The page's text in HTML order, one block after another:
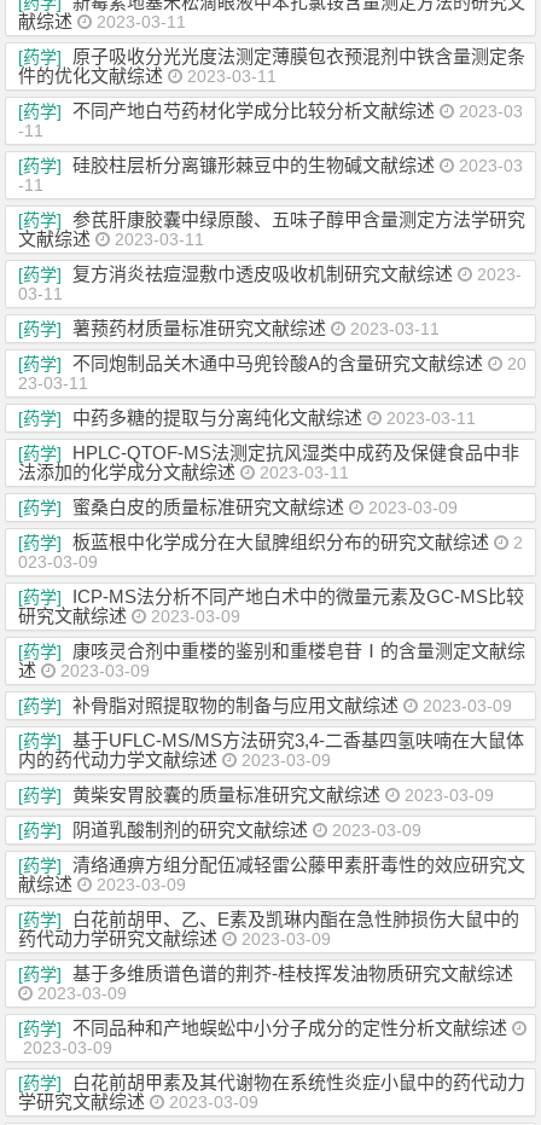
献综述
2023-03-11
[药学]
原子吸收分光光度法测定薄膜包衣预混剂中铁含量测定条
件的优化文献综述
2023-03-11
[药学]
不同产地白芍药材化学成分比较分析文献综述
2023-03
-11
[药学]
硅胶柱层析分离镰形棘豆中的生物碱文献综述
2023-03
-11
[药学]
参芪肝康胶囊中绿原酸、五味子醇甲含量测定方法学研究
文献综述
2023-03-11
[药学]
复方消炎祛痘湿敷巾透皮吸收机制研究文献综述
2023-
03-11
[药学]
薯蓣药材质量标准研究文献综述
2023-03-11
[药学]
不同炮制品关木通中马兜铃酸A的含量研究文献综述
20
23-03-11
[药学]
中药多糖的提取与分离纯化文献综述
2023-03-11
[药学]
HPLC-QTOF-MS法测定抗风湿类中成药及保健食品中非
法添加的化学成分文献综述
2023-03-11
[药学]
蜜桑白皮的质量标准研究文献综述
2023-03-09
[药学]
板蓝根中化学成分在大鼠脾组织分布的研究文献综述
2
023-03-09
[药学]
ICP-MS法分析不同产地白术中的微量元素及GC-MS比较
研究文献综述
2023-03-09
[药学]
康咳灵合剂中重楼的鉴别和重楼皂苷Ⅰ的含量测定文献综
述
2023-03-09
[药学]
补骨脂对照提取物的制备与应用文献综述
2023-03-09
[药学]
基于UFLC-MS/MS方法研究3,4-二香基四氢呋喃在大鼠体
内的药代动力学文献综述
2023-03-09
[药学]
黄柴安胃胶囊的质量标准研究文献综述
2023-03-09
[药学]
阴道乳酸制剂的研究文献综述
2023-03-09
[药学]
清络通痹方组分配伍减轻雷公藤甲素肝毒性的效应研究文
献综述
2023-03-09
[药学]
白花前胡甲、乙、E素及凯琳内酯在急性肺损伤大鼠中的
药代动力学研究文献综述
2023-03-09
[药学]
基于多维质谱色谱的荆芥-桂枝挥发油物质研究文献综述
2023-03-09
[药学]
不同品种和产地蜈蚣中小分子成分的定性分析文献综述
2023-03-09
[药学]
白花前胡甲素及其代谢物在系统性炎症小鼠中的药代动力
学研究文献综述
2023-03-09